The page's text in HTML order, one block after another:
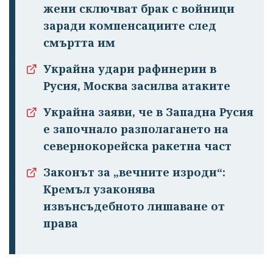
Успешно
излязохте от
профила си!
жени сключват брак с войници
заради компенсациите след
смъртта им
Украйна удари рафинерии в
Русия, Москва засилва атаките
Украйна заяви, че в Западна Русия
е започнало разполагането на
севернокорейска ракетна част
Законът за „вечните изроди“:
Кремъл узаконява
извънсъдебното лишаване от
права